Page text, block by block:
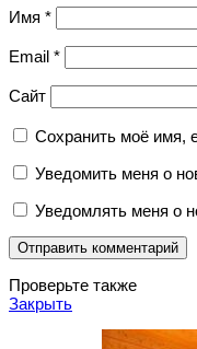
Имя *
Email *
Сайт
Сохранить моё имя,
Уведомить меня о
Уведомлять меня о
Проверьте также
Закрыть